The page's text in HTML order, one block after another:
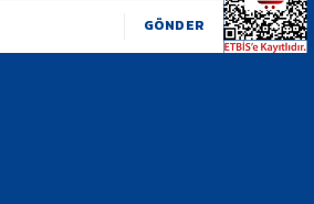
GÖNDER